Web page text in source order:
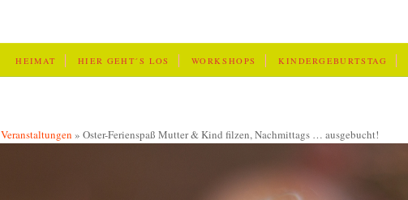
HEIMAT HIER GEHT´S LOS WORKSHOPS KINDERGEBURTSTAG
Veranstaltungen » Oster-Ferienspaß Mutter & Kind filzen, Nachmittags … ausgebucht!